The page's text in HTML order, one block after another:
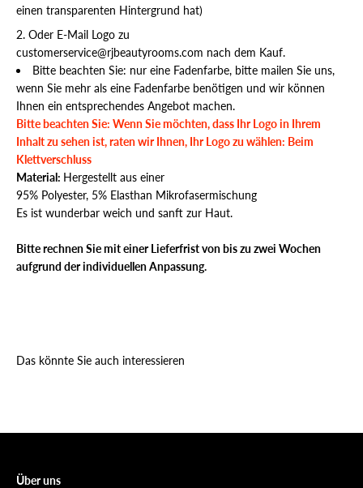
einen transparenten Hintergrund hat)
Oder E-Mail Logo zu
customerservice@rjbeautyrooms.com nach dem Kauf.
Bitte beachten Sie: nur eine Fadenfarbe, bitte mailen Sie uns,
wenn Sie mehr als eine Fadenfarbe benötigen und wir können
Ihnen ein entsprechendes Angebot machen.
Bitte beachten Sie: Wenn Sie möchten, dass Ihr Logo in Ihrem
Inhalt zu sehen ist, raten wir Ihnen, Ihr Logo zu wählen: Beim
Klettverschluss
Material: Hergestellt aus einer
95% Polyester, 5% Elasthan Mikrofasermischung
Es ist wunderbar weich und sanft zur Haut.
Bitte rechnen Sie mit einer Lieferfrist von bis zu zwei Wochen
aufgrund der individuellen Anpassung.
Das könnte Sie auch interessieren
Über uns